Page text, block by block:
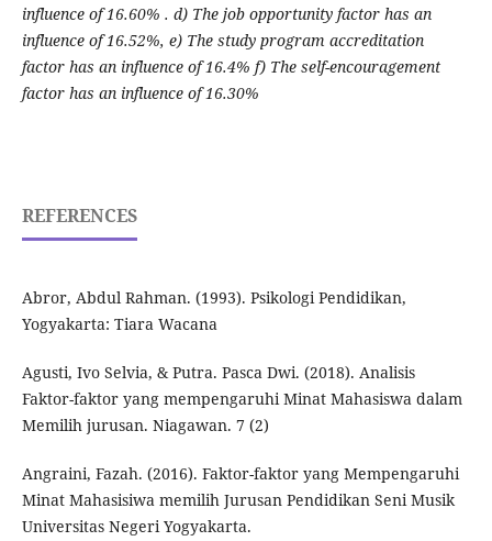
influence of 16.60% . d) The job opportunity factor has an
influence of 16.52%, e) The study program accreditation
factor has an influence of 16.4% f) The self-encouragement
factor has an influence of 16.30%
REFERENCES
Abror, Abdul Rahman. (1993). Psikologi Pendidikan,
Yogyakarta: Tiara Wacana
Agusti, Ivo Selvia, & Putra. Pasca Dwi. (2018). Analisis
Faktor-faktor yang mempengaruhi Minat Mahasiswa dalam
Memilih jurusan. Niagawan. 7 (2)
Angraini, Fazah. (2016). Faktor-faktor yang Mempengaruhi
Minat Mahasisiwa memilih Jurusan Pendidikan Seni Musik
Universitas Negeri Yogyakarta.